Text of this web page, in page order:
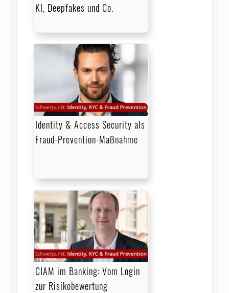
KI, Deepfakes und Co.
Identity & Access Security als
Fraud-Prevention-Maßnahme
CIAM im Banking: Vom Login
zur Risikobewertung